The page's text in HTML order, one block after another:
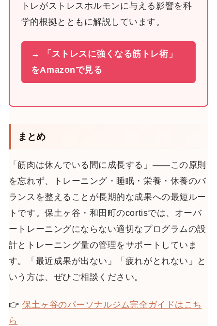
トレがストレスホルモンに与える影響を科
学的根拠とともに解説しています。
→ 「ストレスに強くなる筋トレ術」
をAmazonで見る
まとめ
「筋肉は休んでいる間に成長する」——この原則
を忘れず、トレーニング・睡眠・栄養・休養のバ
ランスを整えることが長期的な成果への最短ルー
トです。保土ヶ谷・和田町のcortisでは、オーバ
ートレーニングにならない適切なプログラムの設
計とトレーニング量の管理をサポートしていま
す。「最近成果が出ない」「疲れがとれない」と
いう方は、ぜひご相談ください。
👉 保土ヶ谷のパーソナルジム完全ガイドはこち
ら